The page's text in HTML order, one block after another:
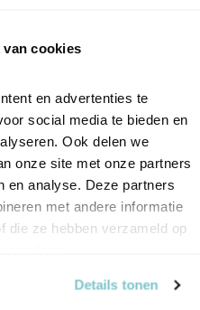
van cookies
en advertenties te
social media te bieden en
Ook delen we
onze site met onze partners
en analyse. Deze partners
met andere informatie
die ze hebben verzameld op
Details tonen